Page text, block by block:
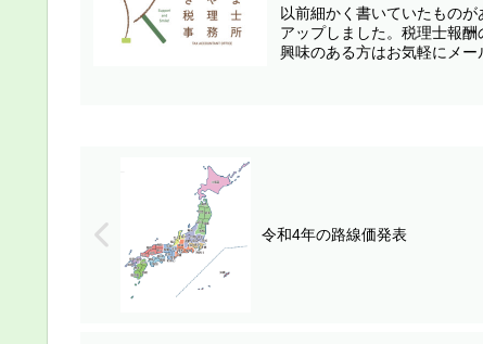
以前細かく書いていたもの
アップしました。税理士報
興味のある方はお気軽にメ
令和4年の路線価発表